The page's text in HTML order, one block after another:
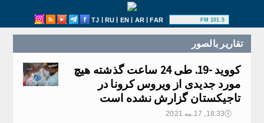
TJ | RU | EN | AR|FAR 101.5 FM
تقارير بالصور
کووید -19. طی 24 ساعت گذشته هیچ
مورد جدیدی از ویروس کرونا در
تاجیکستان گزارش نشده است
🕔18:33, 17.مه 2021